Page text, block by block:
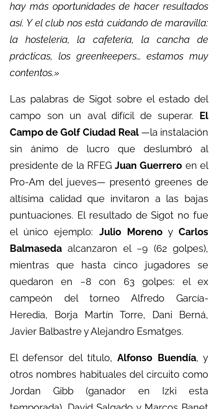
hay más oportunidades de hacer resultados
así. Y el club nos está cuidando de maravilla:
la hostelería, la cafetería, la cancha de
prácticas, los greenkeepers… estamos muy
contentos.»
Las palabras de Sigot sobre el estado del
campo son un aval difícil de superar. El
Campo de Golf Ciudad Real—la instalación
sin ánimo de lucro que deslumbró al
presidente de la RFEGJuan Guerrero en el
Pro-Am del jueves— presentó greenes de
altísima calidad que invitaron a las bajas
puntuaciones. El resultado de Sigot no fue
el único ejemplo: Julio MorenoyCarlos
Balmaseda alcanzaron el −9 (62 golpes),
mientras que hasta cinco jugadores se
quedaron en −8 con 63 golpes: el ex
campeón del torneo Alfredo García-
Heredia, Borja Martín Torre, Dani Berná,
Javier Balbastre y Alejandro Esmatges.
El defensor del título,Alfonso Buendía, y
otros nombres habituales del circuito como
Jordan Gibb (ganador en Izki esta